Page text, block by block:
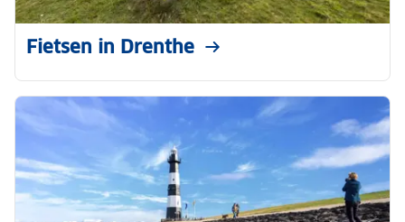
Fietsen in Drenthe